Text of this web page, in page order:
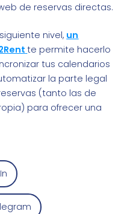
de reservas directas.
nivel, un
te permite hacerlo
tus calendarios
la parte legal
(tanto las de
para ofrecer una